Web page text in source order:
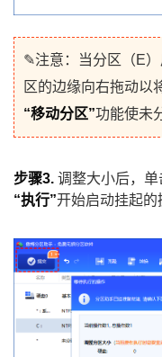
✎注意：当分区（E
区的边缘向右拖动以
“移动分区”功能使未
步骤3. 调整大小后，单
“执行”开始启动挂起的